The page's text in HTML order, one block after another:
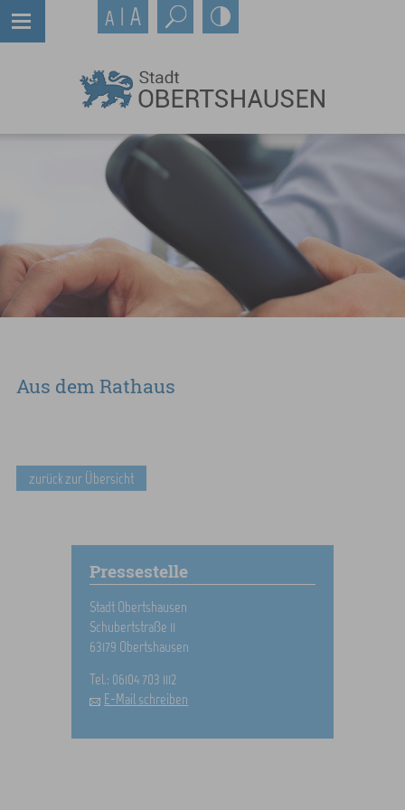
Aus dem Rathaus
zurück zur Übersicht
Pressestelle
Stadt Obertshausen
Schubertstraße 11
63179 Obertshausen
Tel.: 06104 703 1112
E-Mail schreiben